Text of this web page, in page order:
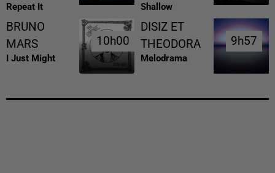
Repeat It Shallow
BRUNO
MARS
I Just Might
10h00
10h00
DISIZ ET
THEODORA
Melodrama
9h57
9h57